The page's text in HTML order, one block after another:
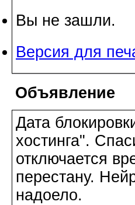
Вы не зашли.
Версия для
Объявление
Дата
хостинга".
отключается
перестану.
надоело.